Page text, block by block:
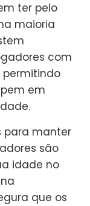
ter pelo
maioria
com
permitindo
em
para manter
são
idade no
que os